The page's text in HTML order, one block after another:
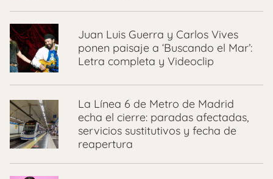
Juan Luis Guerra y Carlos Vives
ponen paisaje a ‘Buscando el Mar’:
Letra completa y Videoclip
La Línea 6 de Metro de Madrid
echa el cierre: paradas afectadas,
servicios sustitutivos y fecha de
reapertura